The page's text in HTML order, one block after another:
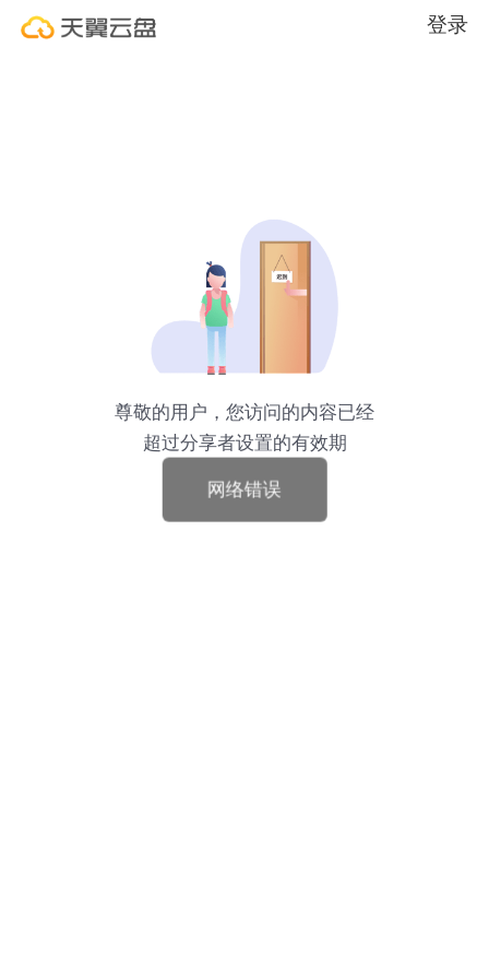
登录
尊敬的用户，您访问的内容已经
超过分享者设置的有效期
网络错误